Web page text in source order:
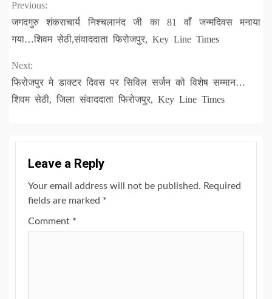
Continue
Reading
Previous:
जगदगुरु शंकराचार्य निश्चलानंद जी का 81 वाँ जन्मदिवस मनाया
गया…शिवम सेठी,संवाददाता फिरोजपुर, Key Line Times
Next:
फिरोजपुर मे डाक्टर दिवस पर सिविल सर्जन को विशेष सम्मान…
शिवम सेठी, जिला संवाददाता फिरोजपुर, Key Line Times
Leave a Reply
Your email address will not be published. Required
fields are marked *
Comment *